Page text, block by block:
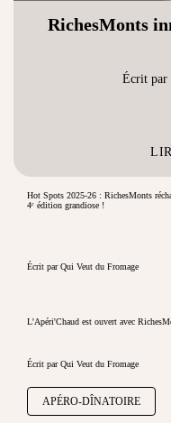
RichesMonts
Écrit par
Hot Spots 2025-26 : RichesMonts
4ᵉ édition grandiose !
Écrit par Qui Veut du Fromage
L'Apéri'Chaud est ouvert avec
Écrit par Qui Veut du Fromage
APÉRO-DÎNATOIRE